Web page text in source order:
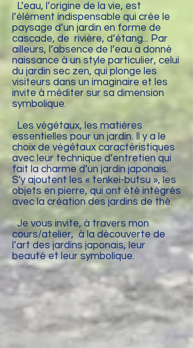
L’eau, l’origine de la vie, est
l’élément indispensable qui crée le
paysage d’un jardin en forme de
cascade, de rivière, d’étang... Par
ailleurs, l’absence de l’eau a donné
naissance à un style particulier, celui
du jardin sec zen, qui plonge les
visiteurs dans un imaginaire et les
invite à méditer sur sa dimension
symbolique.
Les végétaux, les matières
essentielles pour un jardin. Il y a le
choix de végétaux caractéristiques
avec leur technique d’entretien qui
fait la charme d’un jardin japonais.
S'y ajoutent les « tenkei-butsu », les
objets en pierre, qui ont été intégrés
avec la création des jardins de thé.
Je vous invite, à travers mon
cours/atelier, à la découverte de
l’art des jardins japonais, leur
beauté et leur symbolique.